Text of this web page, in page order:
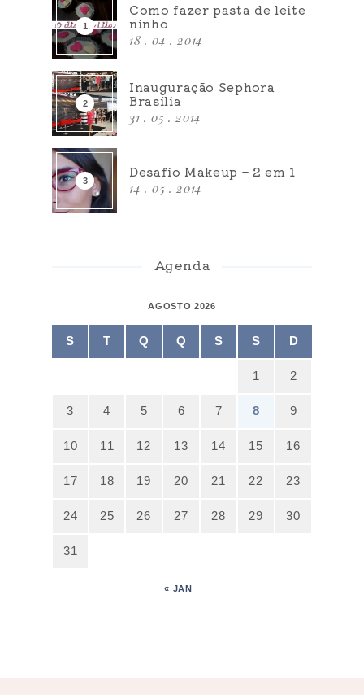
Como fazer pasta de leite
ninho
18 . 04 . 2014
Inauguração Sephora
Brasília
31 . 05 . 2014
Desafio Makeup – 2 em 1
14 . 05 . 2014
Agenda
AGOSTO 2026
S T Q Q S S D
1 2
3 4 5 6 7 8 9
10 11 12 13 14 15 16
17 18 19 20 21 22 23
24 25 26 27 28 29 30
31
« JAN